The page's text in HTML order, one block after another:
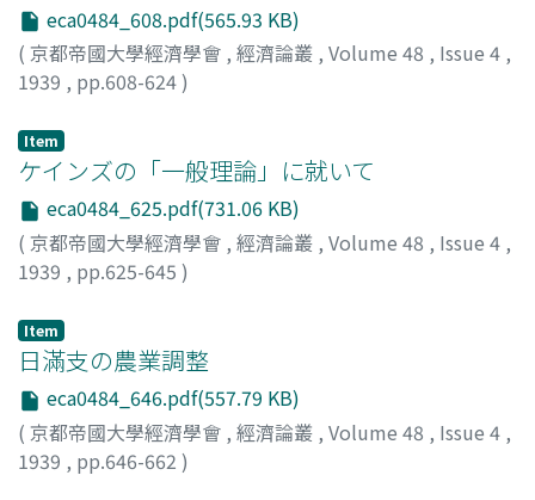
eca0484_608.pdf(565.93 KB)
( 京都帝國大學經濟學會 , 經濟論叢 , Volume 48 , Issue 4 ,
1939 , pp.608-624)
Item
ケインズの「一般理論」に就いて
eca0484_625.pdf(731.06 KB)
( 京都帝國大學經濟學會 , 經濟論叢 , Volume 48 , Issue 4 ,
1939 , pp.625-645 )
Item
日滿支の農業調整
eca0484_646.pdf(557.79 KB)
( 京都帝國大學經濟學會 , 經濟論叢 , Volume 48 , Issue 4 ,
1939 , pp.646-662 )